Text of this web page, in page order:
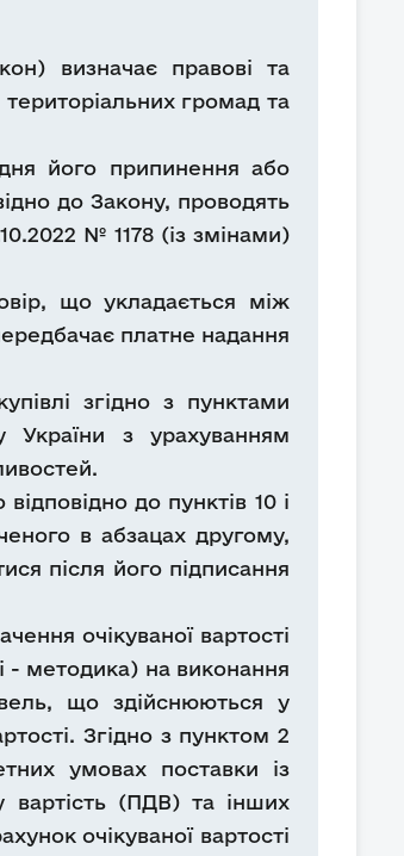
визначає правові та
громад та
його припинення або
до Закону, проводять
№ 1178 (із змінами)
що укладається між
платне надання
згідно з пунктами
України з урахуванням
до пунктів 10 і
в абзацах другому,
після його підписання
очікуваної вартості
- методика) на виконання
що здійснюються у
Згідно з пунктом 2
умовах поставки із
вартість (ПДВ) та інших
очікуваної вартості